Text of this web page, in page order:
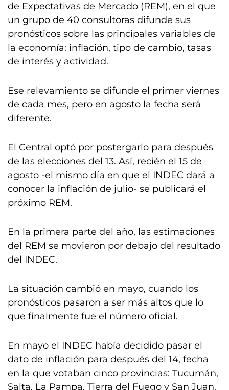
de Expectativas de Mercado (REM), en el que
un grupo de 40 consultoras difunde sus
pronósticos sobre las principales variables de
la economía: inflación, tipo de cambio, tasas
de interés y actividad.
Ese relevamiento se difunde el primer viernes
de cada mes, pero en agosto la fecha será
diferente.
El Central optó por postergarlo para después
de las elecciones del 13. Así, recién el 15 de
agosto -el mismo día en que el INDEC dará a
conocer la inflación de julio- se publicará el
próximo REM.
En la primera parte del año, las estimaciones
del REM se movieron por debajo del resultado
del INDEC.
La situación cambió en mayo, cuando los
pronósticos pasaron a ser más altos que lo
que finalmente fue el número oficial.
En mayo el INDEC había decidido pasar el
dato de inflación para después del 14, fecha
en la que votaban cinco provincias: Tucumán,
Salta, La Pampa, Tierra del Fuego y San Juan.